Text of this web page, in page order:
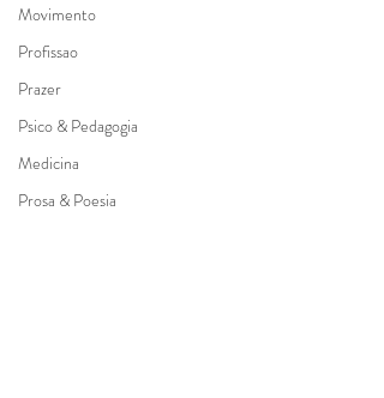
Movimento
Profissao
Prazer
Psico & Pedagogia
Medicina
Prosa & Poesia